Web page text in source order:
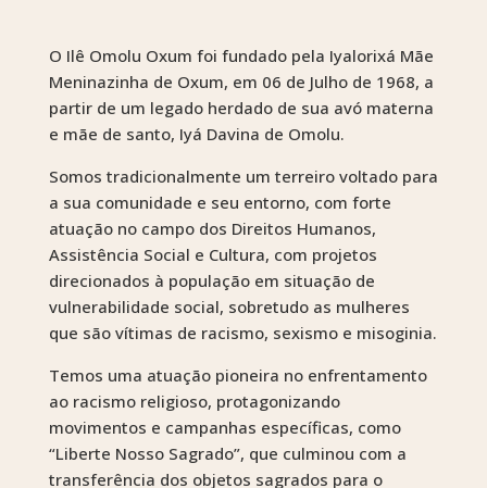
O Ilê Omolu Oxum foi fundado pela Iyalorixá Mãe
Meninazinha de Oxum, em 06 de Julho de 1968, a
partir de um legado herdado de sua avó materna
e mãe de santo, Iyá Davina de Omolu.
Somos tradicionalmente um terreiro voltado para
a sua comunidade e seu entorno, com forte
atuação no campo dos Direitos Humanos,
Assistência Social e Cultura, com projetos
direcionados à população em situação de
vulnerabilidade social, sobretudo as mulheres
que são vítimas de racismo, sexismo e misoginia.
Temos uma atuação pioneira no enfrentamento
ao racismo religioso, protagonizando
movimentos e campanhas específicas, como
“Liberte Nosso Sagrado”, que culminou com a
transferência dos objetos sagrados para o